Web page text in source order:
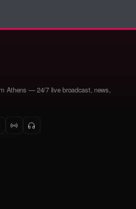
Athens — 24/7 live broadcast, news,